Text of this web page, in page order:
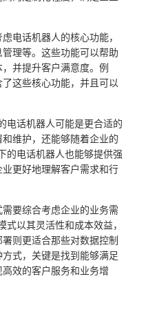
电话机器人的核心功能，
理等。这些功能可以帮助
并提升客户满意度。例
这些核心功能，并且可以
电话机器人可能是更合适的
维护，还能够随着企业的
的电话机器人也能够提供强
更好地理解客户需求和行
要综合考虑企业的业务需
以其灵活性和成本效益，
则更适合那些对数据控制
式，关键是找到能够满足
效的客户服务和业务增